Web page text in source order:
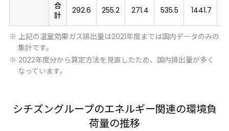
合
計
292.6 255.2 271.4 535.5 1441.7
※ 上記の温室効果ガス排出量は2021年度までは国内データのみの
集計です。
※ 2022年度分から算定方法を見直したため、国内排出量が多く
なっています。
シチズングループのエネルギー関連の環境負
荷量の推移